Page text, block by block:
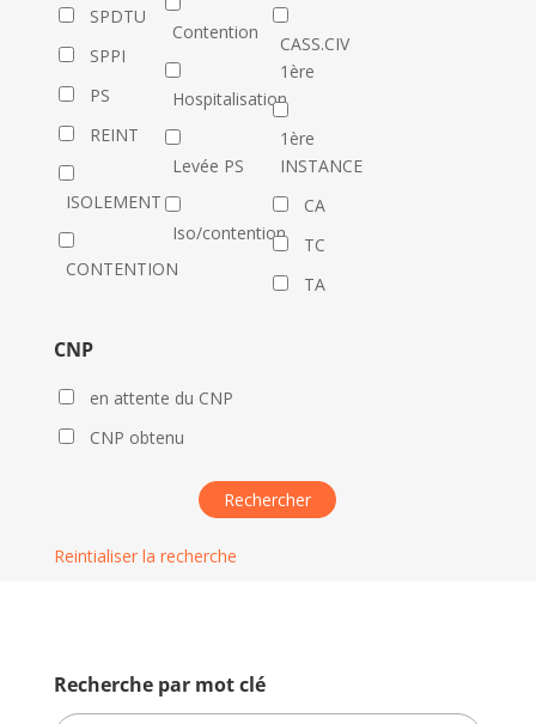
SPDTU
SPPI
PS
REINT
ISOLEMENT
CONTENTION
Contention
Hospitalisation
Levée PS
Iso/contention
CASS.CIV
1ère
1ère
INSTANCE
CA
TC
TA
CNP
en attente du CNP
CNP obtenu
Reintialiser la recherche
Recherche par mot clé